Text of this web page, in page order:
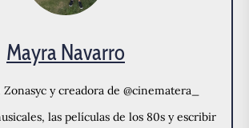
Mayra Navarro
y creadora de @cinematera_
las películas de los 80s y escribir